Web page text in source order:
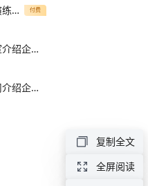
幼儿园诺如病毒防控演练方案 付费
南京栾一诺影视工作室介绍企业发展分析报告
湖州万盟橡塑有限公司介绍企业发展分析报告
复制全文
全屏阅读